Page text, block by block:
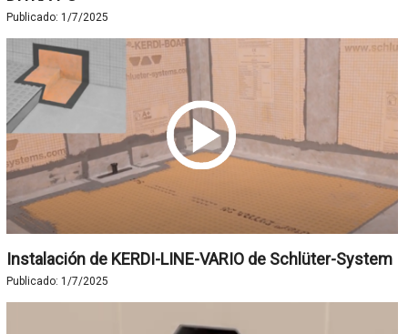
Publicado: 1/7/2025
Instalación de KERDI-LINE-VARIO de Schlüter-System
Publicado: 1/7/2025